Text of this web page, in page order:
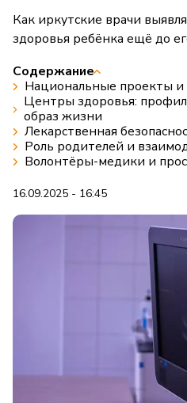
Как иркутские врачи
здоровья ребёнка ещё до
Содержание
Национальные проекты
Центры здоровья:
образ жизни
Лекарственная
Роль родителей и
Волонтёры-медики и
16.09.2025 - 16:45